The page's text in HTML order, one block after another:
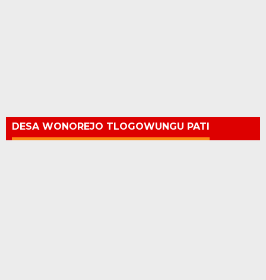
DESA WONOREJO TLOGOWUNGU PATI